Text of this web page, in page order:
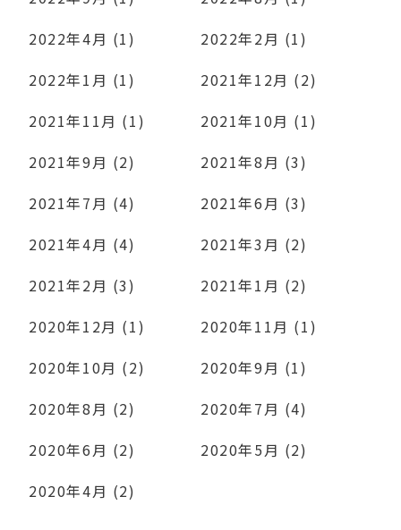
2022年4月 (1)
2022年2月 (1)
2022年1月 (1)
2021年12月 (2)
2021年11月 (1)
2021年10月 (1)
2021年9月 (2)
2021年8月 (3)
2021年7月 (4)
2021年6月 (3)
2021年4月 (4)
2021年3月 (2)
2021年2月 (3)
2021年1月 (2)
2020年12月 (1)
2020年11月 (1)
2020年10月 (2)
2020年9月 (1)
2020年8月 (2)
2020年7月 (4)
2020年6月 (2)
2020年5月 (2)
2020年4月 (2)